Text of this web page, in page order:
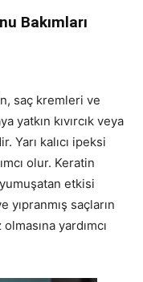
Bakımları
saç kremleri ve
yatkın kıvırcık veya
Yarı kalıcı ipeksi
olur. Keratin
etkisi
saçların
yardımcı